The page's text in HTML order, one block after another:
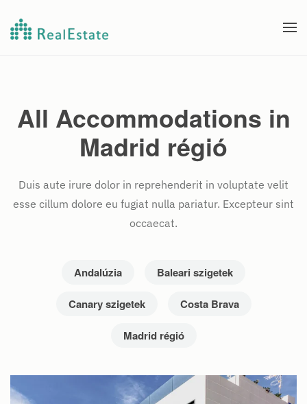
Fő tartalom átugrása
All Accommodations in
Madrid régió
Duis aute irure dolor in reprehenderit in voluptate velit
esse cillum dolore eu fugiat nulla pariatur. Excepteur sint
occaecat.
Andalúzia Baleari szigetek
Canary szigetek Costa Brava
Madrid régió